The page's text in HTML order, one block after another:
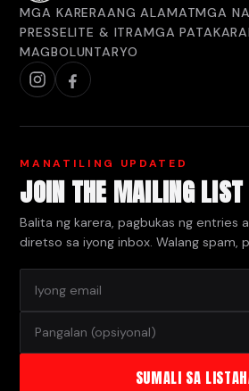
MGA KARERAANG ALAMATMGA
PRESSELITE & ITRAMGA
MAGBOLUNTARYO
MANATILING UPDATED
JOIN THE MAILING LIST
Balita ng karera, pagbukas ng
diretso sa iyong inbox. Walang spam,
SUMALI SA